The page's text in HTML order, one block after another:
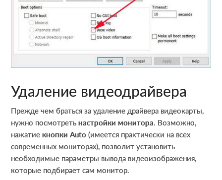
Удаление видеодрайвера
Прежде чем браться за удаление драйвера видеокарты,
нужно посмотретьнастройки монитора. Возможно,
нажатиекнопки Auto(имеется практически на всех
современных мониторах), позволит установить
необходимые параметры вывода видеоизображения,
которые подбирает сам монитор.